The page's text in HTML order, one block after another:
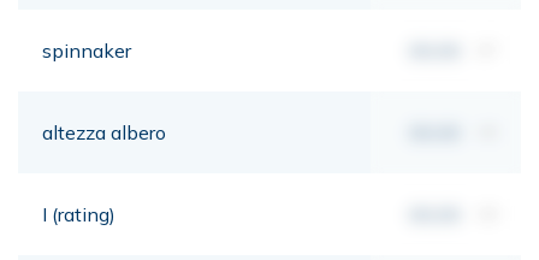
spinnaker
altezza albero
I (rating)